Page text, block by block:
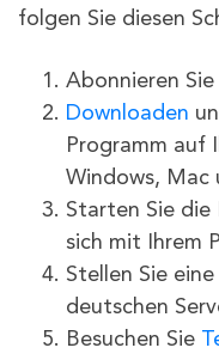
folgen Sie diesen
Abonnieren Sie
Downloaden
Programm auf
Windows, Mac
Starten Sie die
sich mit Ihrem
Stellen Sie
deutschen
Besuchen Sie